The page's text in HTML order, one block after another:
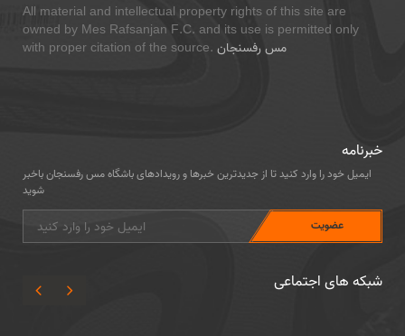
All material and intellectual property rights of this site are
owned by Mes Rafsanjan F.C. and its use is permitted only
with proper citation of the source. مس رفسنجان
خبرنامه
ایمیل خود را وارد کنید تا از جدیدترین خبرها و رویدادهای باشگاه مس رفسنجان باخبر
شوید
شبکه های اجتماعی